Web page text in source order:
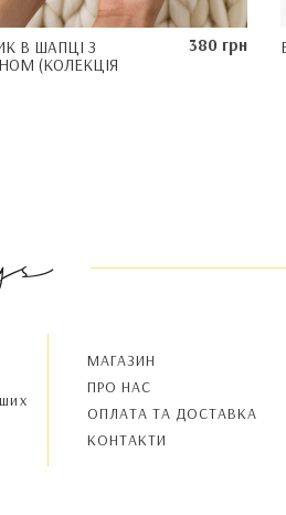
В ШАПЦІ З
(КОЛЕКЦІЯ
380 грн
МАГАЗИН
ПРО НАС
OПЛАТА ТА ДОСТАВКА
КОНТАКТИ